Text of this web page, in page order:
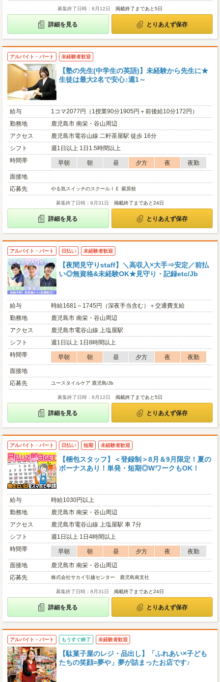
募集終了日時：8月12日 掲載終了まであと5日
詳細を見る とりあえず保存
アルバイト・パート 未経験者歓迎
【塾の先生(中学生の英語)】未経験から先生に★
生徒は最大2名で安心♪週1～
給与
1コマ2077円（1授業90分1905円＋前後給10分172円）
勤務地
鹿児島市 南栄・谷山周辺
アクセス
鹿児島市電谷山線 二軒茶屋駅 徒歩 16分
シフト
週1日以上 1日1.5時間以上
時間帯
早朝 朝 昼 夕方 夜
夜勤
面接地
応募先
やる気スイッチのスクールＩＥ 紫原校
募集終了日時：8月31日 掲載終了まであと24日
詳細を見る とりあえず保存
アルバイト・パート 日払い 未経験者歓迎
【夜間見守りstaff】＼高収入×大手⇒安定／前払
い◎無資格&未経験OK★見守り・記録etc/Jb
給与
時給1681～1745円（深夜手当含む）＋交通費支給
勤務地
鹿児島市 南栄・谷山周辺
アクセス
鹿児島市電谷山線 上塩屋駅
シフト
週1日以上 1日8時間以上
時間帯
早朝 朝 昼 夕方 夜
夜勤
面接地
応募先
ユースタイルケア 鹿児島/Jb
募集終了日時：8月12日 掲載終了まであと5日
詳細を見る とりあえず保存
アルバイト・パート 日払い 短期 未経験者歓迎
【梱包スタッフ】＜登録制＞8月＆9月限定！夏の
ボーナスあり！単発・短期◎WワークもOK！
給与
時給1030円以上
勤務地
鹿児島市 南栄・谷山周辺
アクセス
鹿児島市電谷山線 上塩屋駅 車 7分
シフト
週1日以上 1日4時間以上
時間帯
早朝 朝 昼 夕方 夜
夜勤
面接地
鹿児島市 南栄・谷山周辺
応募先
株式会社サカイ引越センター 鹿児島南支社
募集終了日時：8月31日 掲載終了まであと24日
詳細を見る とりあえず保存
アルバイト・パート もうすぐ終了 未経験者歓迎
【駄菓子屋のレジ・品出し】「ふれあい×子ども
たちの笑顔=夢や」夢が詰まったお店です♪